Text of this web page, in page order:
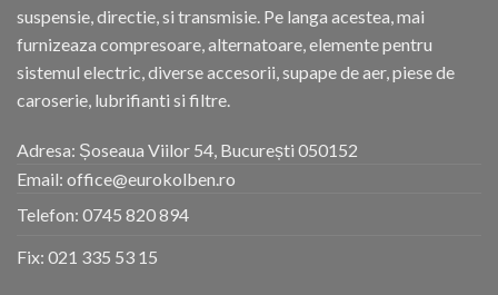
suspensie, directie, si transmisie. Pe langa acestea, mai
furnizeaza compresoare, alternatoare, elemente pentru
sistemul electric, diverse accesorii, supape de aer, piese de
caroserie, lubrifianti si filtre.
Adresa: Șoseaua Viilor 54, București 050152
Email: office@eurokolben.ro
Telefon: 0745 820 894
Fix: 021 335 53 15